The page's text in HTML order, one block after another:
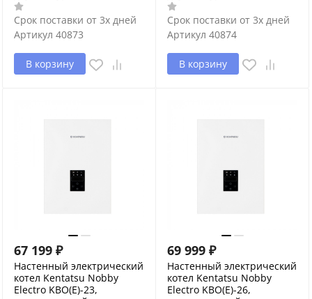
Срок поставки от 3х дней
Артикул 40873
В корзину
Срок поставки от 3х дней
Артикул 40874
В корзину
67 199 ₽
Настенный электрический
котел Kentatsu Nobby
Electro KBO(E)-23,
69 999 ₽
Настенный электрический
котел Kentatsu Nobby
Electro KBO(E)-26,